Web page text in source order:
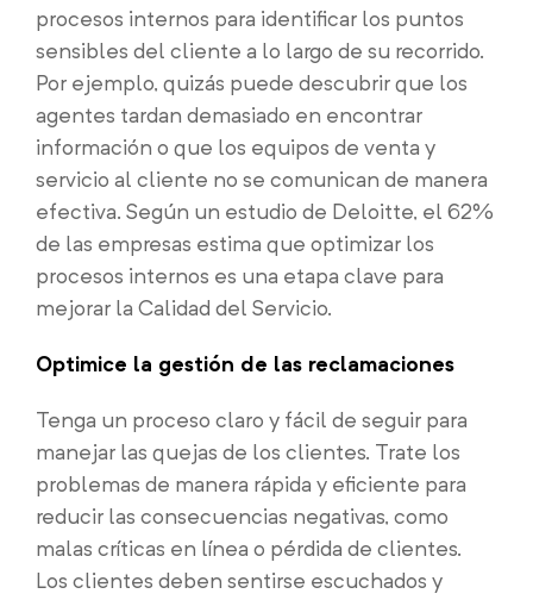
procesos internos para identificar los puntos
sensibles del cliente a lo largo de su recorrido.
Por ejemplo, quizás puede descubrir que los
agentes tardan demasiado en encontrar
información o que los equipos de venta y
servicio al cliente no se comunican de manera
efectiva. Según un estudio de Deloitte, el 62%
de las empresas estima que optimizar los
procesos internos es una etapa clave para
mejorar la Calidad del Servicio.
Optimice la gestión de las reclamaciones
Tenga un proceso claro y fácil de seguir para
manejar las quejas de los clientes. Trate los
problemas de manera rápida y eficiente para
reducir las consecuencias negativas, como
malas críticas en línea o pérdida de clientes.
Los clientes deben sentirse escuchados y